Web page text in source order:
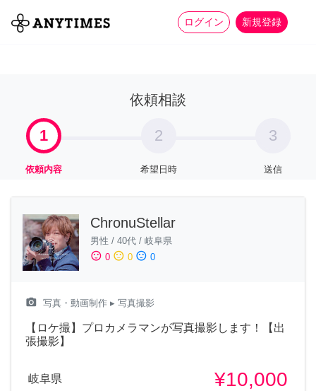
ログイン 新規登録
全て 家事 more_horiz
依頼相談
1
依頼内容
2
希望日時
3
送信
ChronuStellar
男性 / 40代 / 岐阜県
sentiment_satisfied 0 sentiment_neutral 0 sentiment_dissatisfied 0
camera_alt 写真・動画制作 ▸ 写真撮影
【ロケ撮】プロカメラマンが写真撮影します！【出
張撮影】
岐阜県 ¥10,000